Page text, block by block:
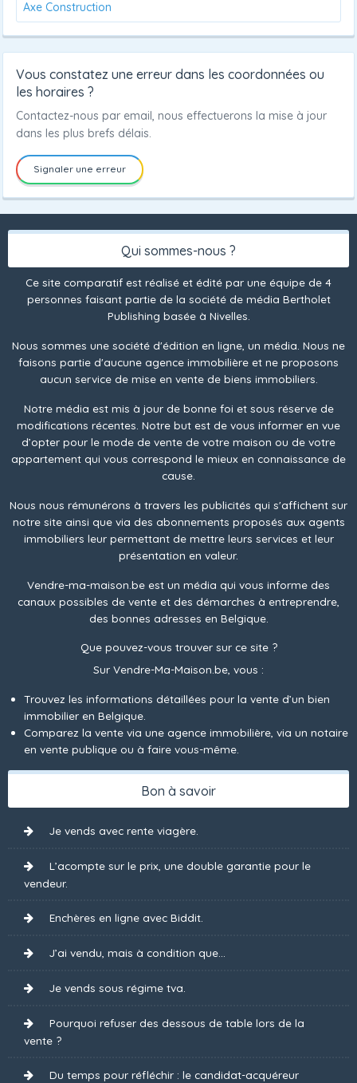
Axe Construction
Vous constatez une erreur dans les coordonnées ou
les horaires ?
Contactez-nous par email, nous effectuerons la mise à jour
dans les plus brefs délais.
Signaler une erreur
Qui sommes-nous ?
Ce site comparatif est réalisé et édité par une équipe de 4
personnes faisant partie de la société de média Bertholet
Publishing basée à Nivelles.
Nous sommes une société d'édition en ligne, un média. Nous ne
faisons partie d'aucune agence immobilière et ne proposons
aucun service de mise en vente de biens immobiliers.
Notre média est mis à jour de bonne foi et sous réserve de
modifications récentes. Notre but est de vous informer en vue
d’opter pour le mode de vente de votre maison ou de votre
appartement qui vous correspond le mieux en connaissance de
cause.
Nous nous rémunérons à travers les publicités qui s'affichent sur
notre site ainsi que via des abonnements proposés aux agents
immobiliers leur permettant de mettre leurs services et leur
présentation en valeur.
Vendre-ma-maison.be est un média qui vous informe des
canaux possibles de vente et des démarches à entreprendre,
des bonnes adresses en Belgique.
Que pouvez-vous trouver sur ce site ?
Sur Vendre-Ma-Maison.be, vous :
Trouvez les informations détaillées pour la vente d’un bien
immobilier en Belgique.
Comparez la vente via une agence immobilière, via un notaire
en vente publique ou à faire vous-même.
Bon à savoir
Je vends avec rente viagère.
L’acompte sur le prix, une double garantie pour le
vendeur.
Enchères en ligne avec Biddit.
J’ai vendu, mais à condition que...
Je vends sous régime tva.
Pourquoi refuser des dessous de table lors de la
vente ?
Du temps pour réfléchir : le candidat-acquéreur